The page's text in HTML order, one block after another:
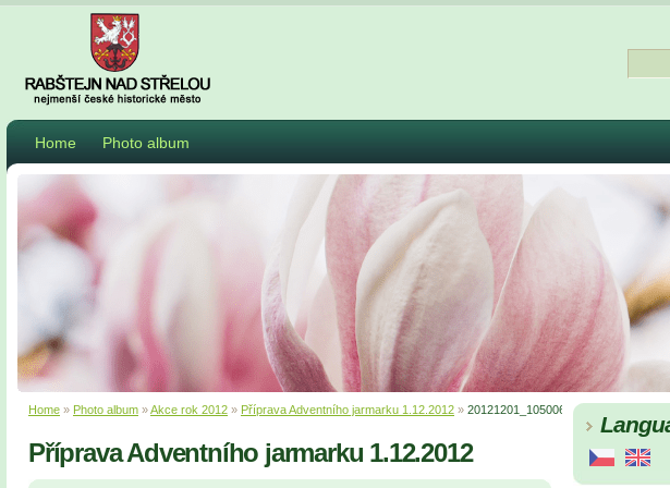
Home Photo album
Home » Photo album »Akce rok 2012 » Příprava Adventního jarmarku 1.12.2012 » 20121201_105006
Příprava Adventního jarmarku 1.12.2012